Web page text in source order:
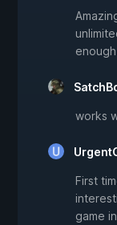
works
First
game